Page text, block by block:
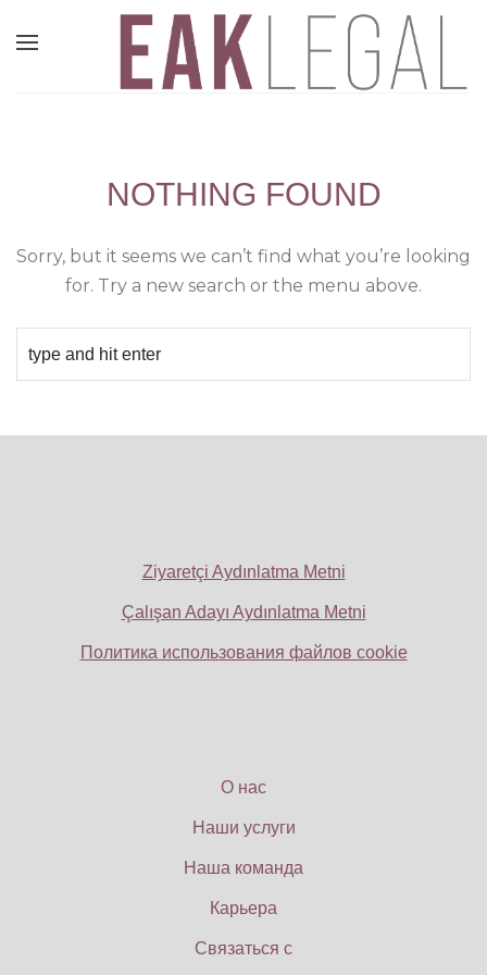
NOTHING FOUND
Sorry, but it seems we can’t find what you’re looking
for. Try a new search or the menu above.
Ziyaretçi Aydınlatma Metni
Çalışan Adayı Aydınlatma Metni
Политика использования файлов cookie
О нас
Наши услуги
Наша команда
Карьера
Связаться с